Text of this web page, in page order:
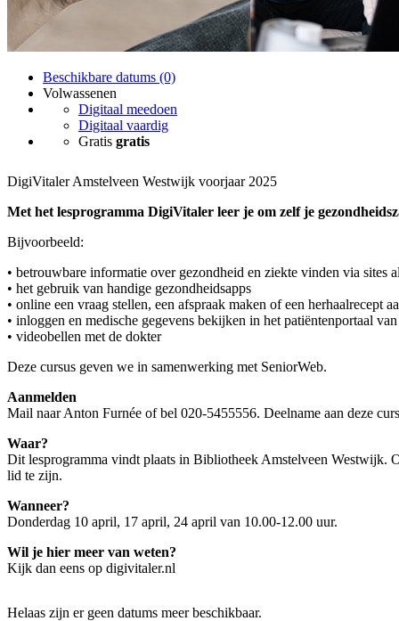
Beschikbare datums (0)
Volwassenen
Digitaal meedoen
Digitaal vaardig
Gratis gratis
DigiVitaler Amstelveen Westwijk voorjaar 2025
Met het lesprogramma DigiVitaler leer je om zelf je
Bijvoorbeeld:
• betrouwbare informatie over gezondheid en ziekte vinden via sites
• het gebruik van handige gezondheidsapps
• online een vraag stellen, een afspraak maken of een herhaalrecept
• inloggen en medische gegevens bekijken in het patiëntenportaal
• videobellen met de dokter
Deze cursus geven we in samenwerking met SeniorWeb.
Aanmelden
Mail naar Anton Furnée of bel 020-5455556. Deelname aan deze
Waar?
Dit lesprogramma vindt plaats in Bibliotheek Amstelveen Westwijk.
lid te zijn.
Wanneer?
Donderdag 10 april, 17 april, 24 april van 10.00-12.00 uur.
Wil je hier meer van weten?
Kijk dan eens op digivitaler.nl
Helaas zijn er geen datums meer beschikbaar.